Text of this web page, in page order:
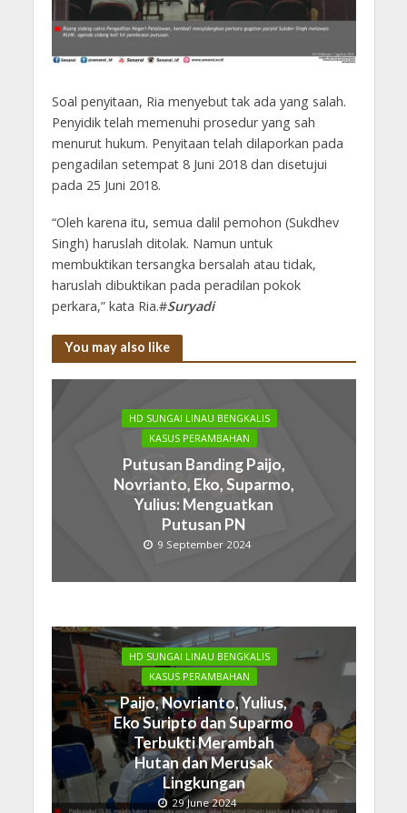
Soal penyitaan, Ria menyebut tak ada yang salah.
Penyidik telah memenuhi prosedur yang sah
menurut hukum. Penyitaan telah dilaporkan pada
pengadilan setempat 8 Juni 2018 dan disetujui
pada 25 Juni 2018.
“Oleh karena itu, semua dalil pemohon (Sukdhev
Singh) haruslah ditolak. Namun untuk
membuktikan tersangka bersalah atau tidak,
haruslah dibuktikan pada peradilan pokok
perkara,” kata Ria.#Suryadi
You may also like
HD SUNGAI LINAU BENGKALIS
KASUS PERAMBAHAN
Putusan Banding Paijo,
Novrianto, Eko, Suparmo,
Yulius: Menguatkan
Putusan PN
9 September 2024
HD SUNGAI LINAU BENGKALIS
KASUS PERAMBAHAN
Paijo, Novrianto, Yulius,
Eko Suripto dan Suparmo
Terbukti Merambah
Hutan dan Merusak
Lingkungan
29 June 2024